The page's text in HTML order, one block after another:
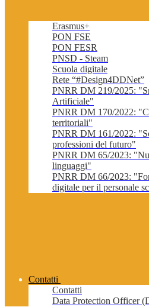
Erasmus+
PON FSE
PON FESR
PNSD - Steam
Scuola digitale
Rete “#Design4DDNet”
PNRR DM 219/2025:
Artificiale"
PNRR DM 170/2022:
territoriali"
PNRR DM 161/2022:
professioni del futuro"
PNRR DM 65/2023:
linguaggi"
PNRR DM 66/2023:
digitale per il personale
Contatti
Contatti
Data Protection Officer